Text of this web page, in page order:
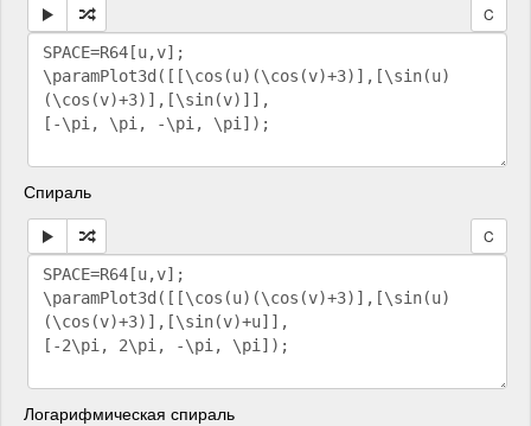
C
Спираль
C
Логарифмическая спираль